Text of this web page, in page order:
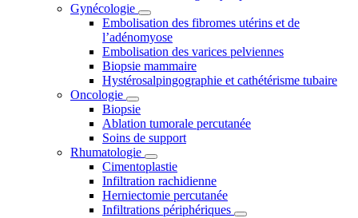
Gynécologie
Embolisation des fibromes utérins et de
l’adénomyose
Embolisation des varices pelviennes
Biopsie mammaire
Hystérosalpingographie et cathétérisme tubaire
Oncologie
Biopsie
Ablation tumorale percutanée
Soins de support
Rhumatologie
Cimentoplastie
Infiltration rachidienne
Herniectomie percutanée
Infiltrations périphériques